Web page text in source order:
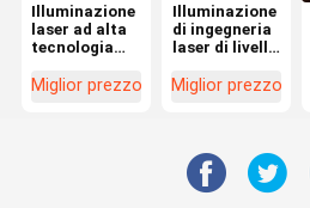
Illuminazione
laser ad alta
tecnologia
Miglior prezzo
Illuminazione
di ingegneria
laser di livello
con
attenuazione
0-100%
Miglior prezzo